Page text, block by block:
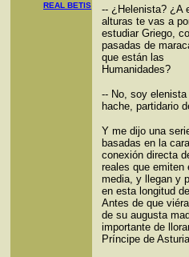
REAL BETIS
-- ¿Helenista? ¿A
alturas te vas a
estudiar Griego,
pasadas de
que están las
Humanidades?
-- No, soy elenista
hache, partidario
Y me dijo una
basadas en la
conexión directa
reales que emiten
media, y llegan y
en esta longitud
Antes de que
de su augusta
importante de
Príncipe de